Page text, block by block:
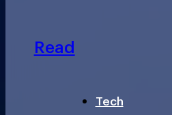
Read
Tech